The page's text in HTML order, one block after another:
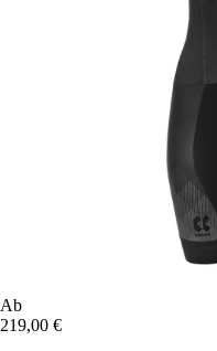
Ab
219,00 €